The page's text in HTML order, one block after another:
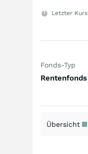
Letzter Kurs
Fonds-Typ
Übersicht